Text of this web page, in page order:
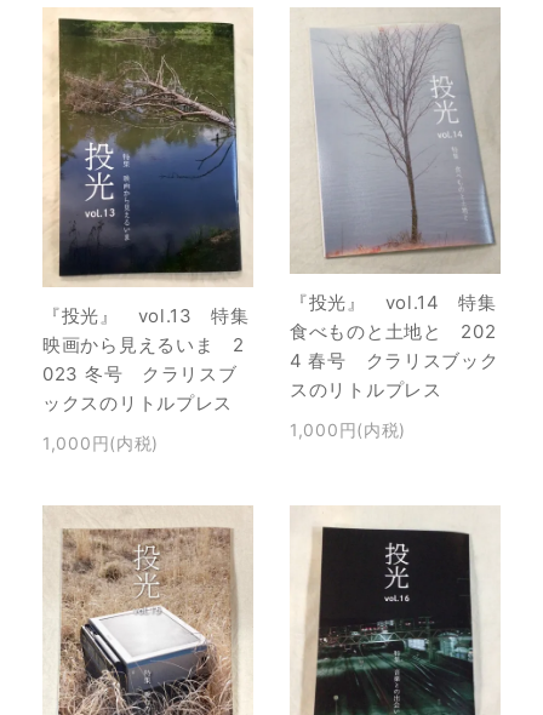
『投光』 vol.13 特集
映画から見えるいま 2
023 冬号 クラリスブ
ックスのリトルプレス
1,000円(内税)
『投光』 vol.14 特集
食べものと土地と 202
4 春号 クラリスブック
スのリトルプレス
1,000円(内税)